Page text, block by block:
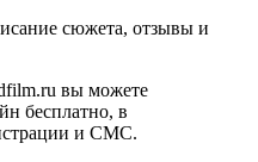
сюжета, отзывы и
вы можете
бесплатно, в
и СМС.